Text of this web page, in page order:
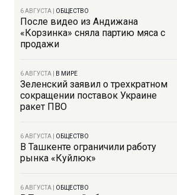
6 АВГУСТА ОБЩЕСТВО
После видео из Андижана
«Корзинка» сняла партию мяса с
продажи
6 АВГУСТА В МИРЕ
Зеленский заявил о трехкратном
сокращении поставок Украине
ракет ПВО
6 АВГУСТА ОБЩЕСТВО
В Ташкенте ограничили работу
рынка «Куйлюк»
6 АВГУСТА ОБЩЕСТВО